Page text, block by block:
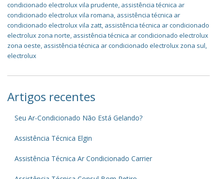
condicionado electrolux vila prudente, assistência técnica ar
condicionado electrolux vila romana, assistência técnica ar
condicionado electrolux vila zatt, assistência técnica ar condicionado
electrolux zona norte, assistência técnica ar condicionado electrolux
zona oeste, assistência técnica ar condicionado electrolux zona sul,
electrolux
Artigos recentes
Seu Ar-Condicionado Não Está Gelando?
Assistência Técnica Elgin
Assistência Técnica Ar Condicionado Carrier